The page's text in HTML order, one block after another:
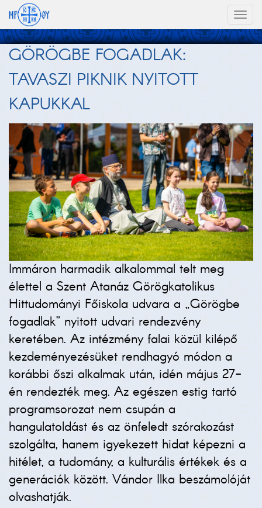
GÖRÖGBE FOGADLAK:
TAVASZI PIKNIK NYITOTT
KAPUKKAL
Immáron harmadik alkalommal telt meg
élettel a Szent Atanáz Görögkatolikus
Hittudományi Főiskola udvara a „Görögbe
fogadlak” nyitott udvari rendezvény
keretében. Az intézmény falai közül kilépő
kezdeményezésüket rendhagyó módon a
korábbi őszi alkalmak után, idén május 27-
én rendezték meg. Az egészen estig tartó
programsorozat nem csupán a
hangulatoldást és az önfeledt szórakozást
szolgálta, hanem igyekezett hidat képezni a
hitélet, a tudomány, a kulturális értékek és a
generációk között. Vándor Ilka beszámolóját
olvashatják.